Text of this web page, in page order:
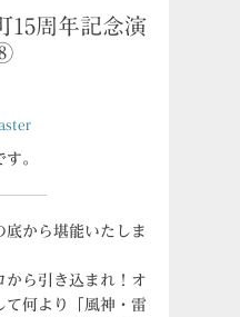
15周年記念演
。
から堪能いたしま
から引き込まれ！オ
て何より「風神・雷